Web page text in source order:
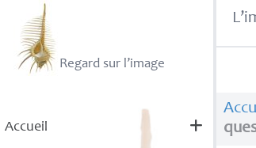
Regard sur l’image
Accueil